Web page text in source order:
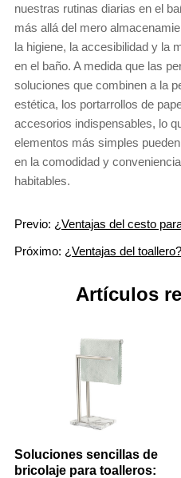
nuestras rutinas diarias en el
más allá del mero
la higiene, la accesibilidad y la
en el baño. A medida que las
soluciones que combinen a la
estética, los portarrollos de
accesorios indispensables, lo
elementos más simples
en la comodidad y
habitables.
Previo: ¿Ventajas del cesto
Próximo: ¿Ventajas del toallero?
Artículos
Soluciones sencillas de
bricolaje para toalleros: